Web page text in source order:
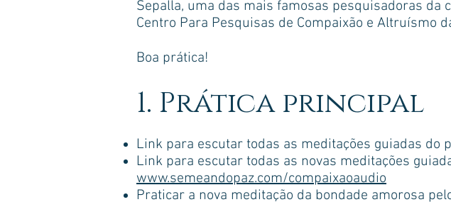
Sepalla, uma das mais famosas pesquisadoras da
Centro Para Pesquisas de Compaixão e Altruísmo
Boa prática!
1. Prática principal
Link para escutar todas as meditações guiadas do
Link para escutar todas as novas meditações
www.semeandopaz.com/compaixaoaudio
Praticar a nova meditação da bondade amorosa